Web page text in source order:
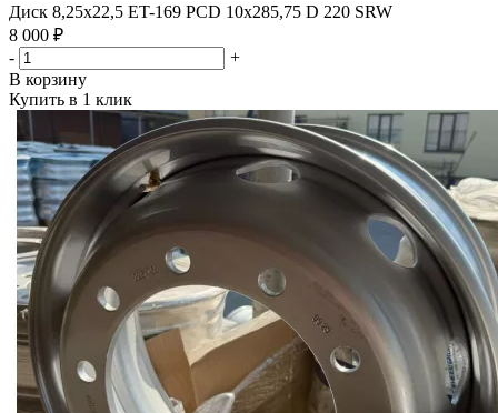
Диск 8,25х22,5 ET-169 PCD 10x285,75 D 220 SRW
8 000 ₽
-
+
В корзину
Купить в 1 клик